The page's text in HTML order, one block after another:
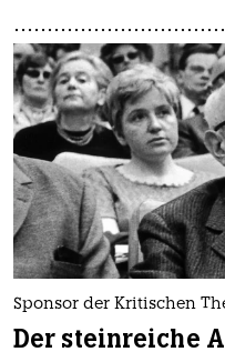
Sponsor der Kritischen
Der steinreiche